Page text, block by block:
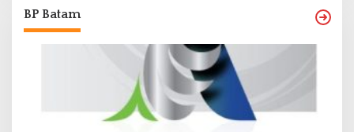
BP Batam